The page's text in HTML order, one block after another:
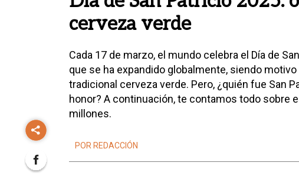
cerveza verde
Cada 17 de marzo, el mundo celebra el Día de
que se ha expandido globalmente, siendo
tradicional cerveza verde. Pero, ¿quién fue San
honor? A continuación, te contamos todo sobre
millones.
POR REDACCIÓN